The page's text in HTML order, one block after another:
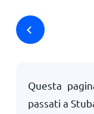
Questa
passati a